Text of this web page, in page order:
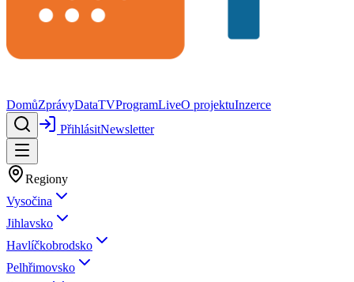
DomůZprávyDataTVProgramLiveO projektuInzerce
PřihlásitNewsletter
Regiony
Vysočina
Jihlavsko
Havlíčkobrodsko
Pelhřimovsko